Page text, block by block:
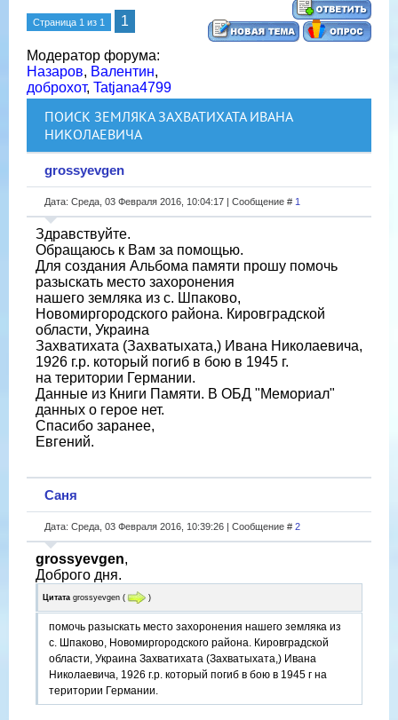
Страница 1 из 1 1
Модератор форума:
Назаров, Валентин,
доброхот, Tatjana4799
ПОИСК ЗЕМЛЯКА ЗАХВАТИХАТА ИВАНА
НИКОЛАЕВИЧА
grossyevgen
Дата: Среда, 03 Февраля 2016, 10:04:17 | Сообщение # 1
Здравствуйте.
Обращаюсь к Вам за помощью.
Для создания Альбома памяти прошу помочь
разыскать место захоронения
нашего земляка из с. Шпаково,
Новомиргородского района. Кировградской
области, Украина
Захватихата (Захватыхата,) Ивана Николаевича,
1926 г.р. который погиб в бою в 1945 г.
на територии Германии.
Данные из Книги Памяти. В ОБД "Мемориал"
данных о герое нет.
Спасибо заранее,
Евгений.
Саня
Дата: Среда, 03 Февраля 2016, 10:39:26 | Сообщение # 2
grossyevgen,
Доброго дня.
Цитата grossyevgen ( )
помочь разыскать место захоронения нашего земляка из
с. Шпаково, Новомиргородского района. Кировградской
области, Украина Захватихата (Захватыхата,) Ивана
Николаевича, 1926 г.р. который погиб в бою в 1945 г на
територии Германии.